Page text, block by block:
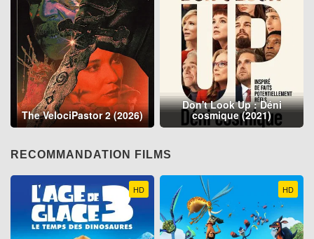
The VelociPastor 2 (2026)
Don't Look Up : Déni
cosmique (2021)
RECOMMANDATION FILMS
HD HD